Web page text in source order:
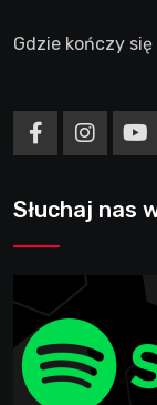
Gdzie kończy
Słuchaj nas